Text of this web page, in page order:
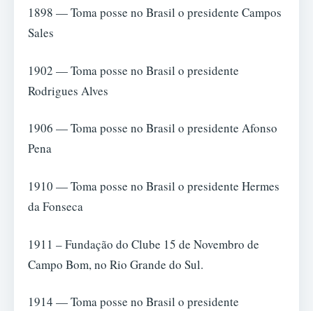
1898 — Toma posse no Brasil o presidente Campos
Sales
1902 — Toma posse no Brasil o presidente
Rodrigues Alves
1906 — Toma posse no Brasil o presidente Afonso
Pena
1910 — Toma posse no Brasil o presidente Hermes
da Fonseca
1911 – Fundação do Clube 15 de Novembro de
Campo Bom, no Rio Grande do Sul.
1914 — Toma posse no Brasil o presidente